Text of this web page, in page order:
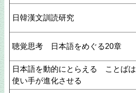
日韓漢文訓読研究
聴覚思考 日本語をめぐる20章
日本語を動的にとらえる ことばは
使い手が進化させる